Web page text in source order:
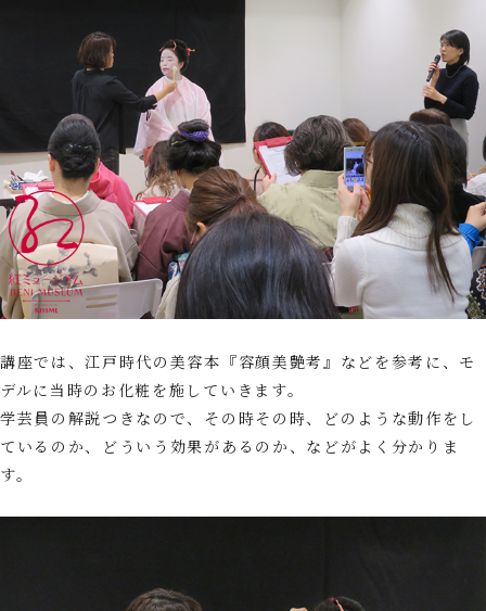
講座では、江戸時代の美容本『容顔美艶考』などを参考に、モ
デルに当時のお化粧を施していきます。
学芸員の解説つきなので、その時その時、どのような動作をし
ているのか、どういう効果があるのか、などがよく分かりま
す。